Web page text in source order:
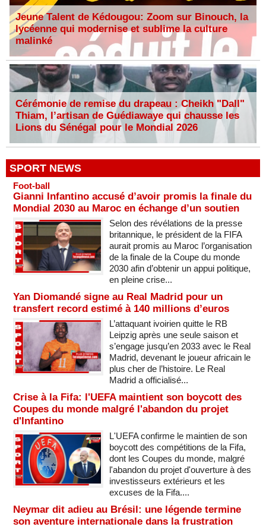
Jeune Talent de Kédougou: Zoom sur Binouch, la
lycéenne qui modernise et sublime la culture
malinké
Cérémonie de remise du drapeau : Cheikh "Dall"
Thiam, l’artisan de Guédiawaye qui chausse les
Lions du Sénégal pour le Mondial 2026
SPORT NEWS
Foot-ball
Gianni Infantino accusé d’avoir promis la finale du
Mondial 2030 au Maroc en échange d’un soutien
Selon des révélations de la presse
britannique, le président de la FIFA
aurait promis au Maroc l’organisation
de la finale de la Coupe du monde
2030 afin d’obtenir un appui politique,
en pleine crise...
Yan Diomandé signe au Real Madrid pour un
transfert record estimé à 140 millions d’euros
L’attaquant ivoirien quitte le RB
Leipzig après une seule saison et
s’engage jusqu’en 2033 avec le Real
Madrid, devenant le joueur africain le
plus cher de l’histoire. Le Real
Madrid a officialisé...
Crise à la Fifa: l'UEFA maintient son boycott des
Coupes du monde malgré l'abandon du projet
d'Infantino
L'UEFA confirme le maintien de son
boycott des compétitions de la Fifa,
dont les Coupes du monde, malgré
l'abandon du projet d'ouverture à des
investisseurs extérieurs et les
excuses de la Fifa....
Neymar dit adieu au Brésil: une légende termine
son aventure internationale dans la frustration